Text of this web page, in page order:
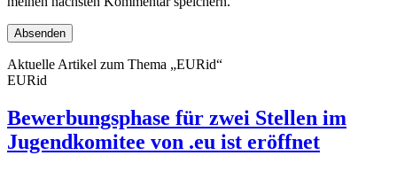
Aktuelle Artikel zum Thema „EURid“
EURid
Bewerbungsphase für zwei Stellen im
Jugendkomitee von .eu ist eröffnet